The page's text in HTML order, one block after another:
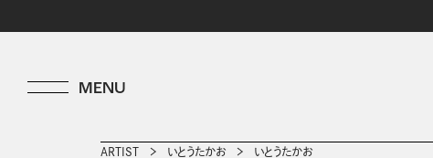
ARTIST いとうたかお いとうたかお